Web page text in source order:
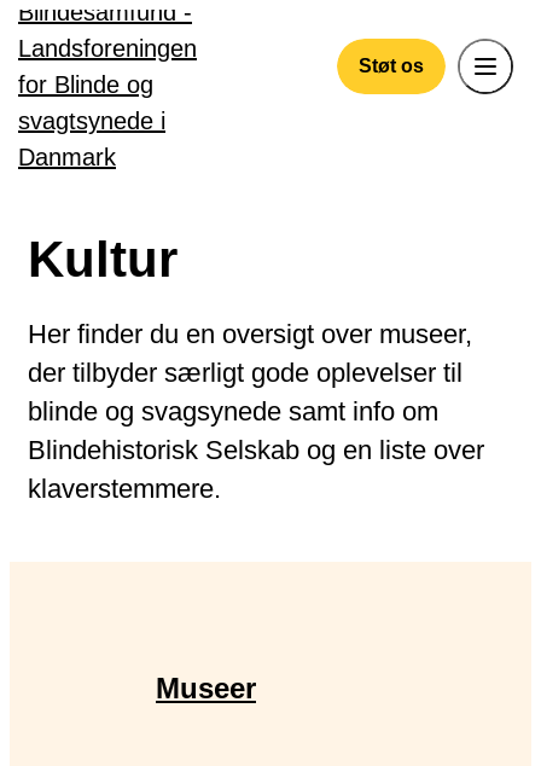
Gå til hovedindhold
Støt os
Kultur
Her finder du en oversigt over museer,
der tilbyder særligt gode oplevelser til
blinde og svagsynede samt info om
Blindehistorisk Selskab og en liste over
klaverstemmere.
Museer